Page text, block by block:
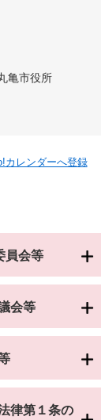
亀市役所
カレンダーへ登録
員会等
会等
律第１条の